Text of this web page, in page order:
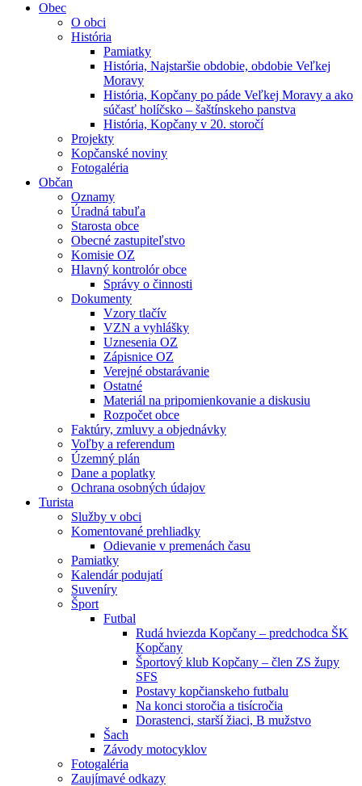
Obec
O obci
História
Pamiatky
História, Najstaršie obdobie, obdobie Veľkej
Moravy
História, Kopčany po páde Veľkej Moravy a ako
súčasť holíčsko – šaštínskeho panstva
História, Kopčany v 20. storočí
Projekty
Kopčanské noviny
Fotogaléria
Občan
Oznamy
Úradná tabuľa
Starosta obce
Obecné zastupiteľstvo
Komisie OZ
Hlavný kontrolór obce
Správy o činnosti
Dokumenty
Vzory tlačív
VZN a vyhlášky
Uznesenia OZ
Zápisnice OZ
Verejné obstarávanie
Ostatné
Materiál na pripomienkovanie a diskusiu
Rozpočet obce
Faktúry, zmluvy a objednávky
Voľby a referendum
Územný plán
Dane a poplatky
Ochrana osobných údajov
Turista
Služby v obci
Komentované prehliadky
Odievanie v premenách času
Pamiatky
Kalendár podujatí
Suveníry
Šport
Futbal
Rudá hviezda Kopčany – predchodca ŠK
Kopčany
Športový klub Kopčany – člen ZS župy
SFS
Postavy kopčianskeho futbalu
Na konci storočia a tisícročia
Dorastenci, starší žiaci, B mužstvo
Šach
Závody motocyklov
Fotogaléria
Zaujímavé odkazy